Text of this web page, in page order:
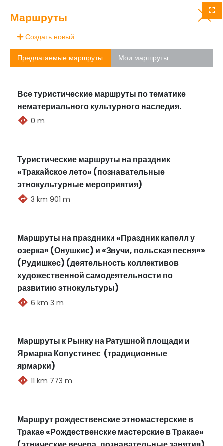
Маршруты
Предлагаемые маршруты Мои маршруты
Создать новый
Все туристические маршруты по тематике
нематериального культурного наследия.
0 m
Туристические маршруты на праздник
«Тракайское лето» (познавательные
этнокультурные мероприятия)
3 km 901 m
Маршруты на праздники «Праздник капелл у
озерка» (Онушкис) и «Звучи, польская песня»»
(Рудишкес) (деятельность коллективов
художественной самодеятельности по
развитию этнокультуры)
6 km 3 m
Маршруты к Рынку на Ратушной площади и
Ярмарка Копустинес (традиционные
ярмарки)
11 km 773 m
Маршрут рождественские этномастерские в
Тракае «Рождественские мастерские в Тракае»
Назад
Все старейшины
Маршруты События